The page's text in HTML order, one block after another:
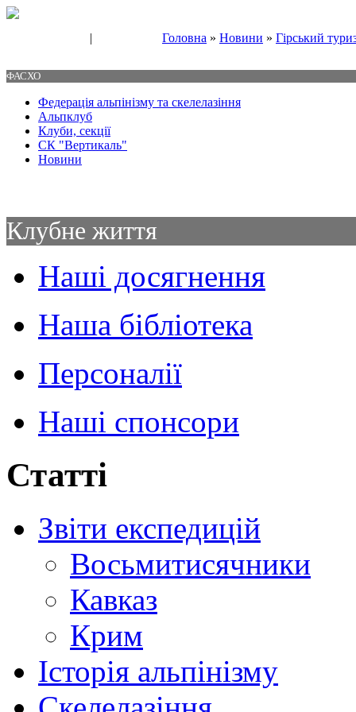
| Головна » Новини » Гірський
ФАСХО
Федерація альпінізму та скелелазіння
Альпклуб
Клуби, секції
СК "Вертикаль"
Новини
Клубне життя
Наші досягнення
Наша бібліотека
Персоналії
Наші спонсори
Статті
Звіти експедицій
Восьмитисячники
Кавказ
Крим
Історія альпінізму